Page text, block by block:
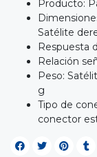
Producto:
Satélite
Respuesta
Relación
Peso:
g
Tipo de
conector